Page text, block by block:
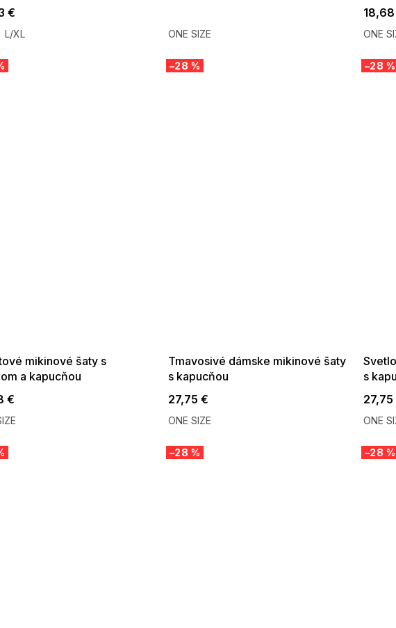
€
L/XL ONE SIZE ONE
mikinové šaty s
a kapucňou
€
–28 %
Tmavosivé dámske mikinové šaty
s kapucňou
27,75 €
ONE SIZE
–28 %
s
27,75
ONE
–28 % –28 %